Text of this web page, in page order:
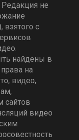
Редакция не
взятого с
найдены в
на
видео,
сайтов
видео